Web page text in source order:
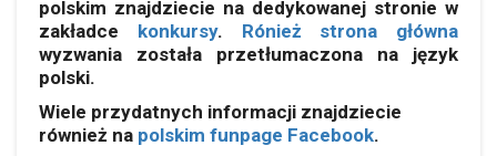
polskim znajdziecie na dedykowanej stronie w
zakładce konkursy. Rónież strona główna
wyzwania została przetłumaczona na język
polski.
Wiele przydatnych informacji znajdziecie
również na polskim funpage Facebook.